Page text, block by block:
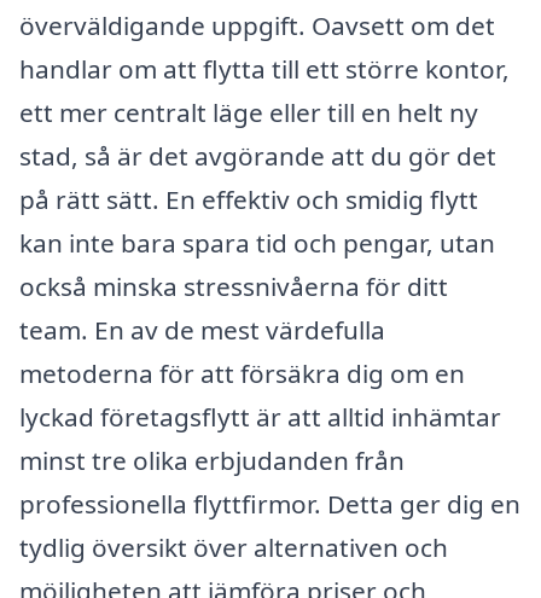
överväldigande uppgift. Oavsett om det
handlar om att flytta till ett större kontor,
ett mer centralt läge eller till en helt ny
stad, så är det avgörande att du gör det
på rätt sätt. En effektiv och smidig flytt
kan inte bara spara tid och pengar, utan
också minska stressnivåerna för ditt
team. En av de mest värdefulla
metoderna för att försäkra dig om en
lyckad företagsflytt är att alltid inhämtar
minst tre olika erbjudanden från
professionella flyttfirmor. Detta ger dig en
tydlig översikt över alternativen och
möjligheten att jämföra priser och